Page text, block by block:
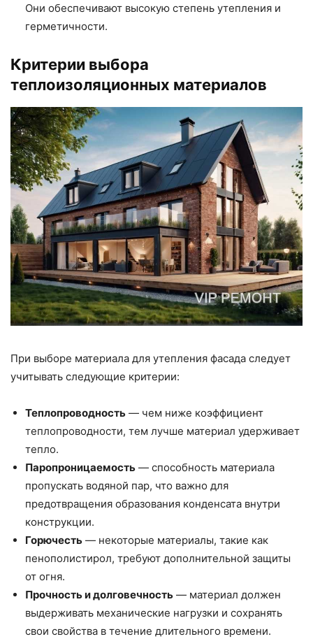
Они обеспечивают высокую степень утепления и
герметичности.
Критерии выбора
теплоизоляционных материалов
При выборе материала для утепления фасада следует
учитывать следующие критерии:
Теплопроводность — чем ниже коэффициент
теплопроводности, тем лучше материал удерживает
тепло.
Паропроницаемость — способность материала
пропускать водяной пар, что важно для
предотвращения образования конденсата внутри
конструкции.
Горючесть — некоторые материалы, такие как
пенополистирол, требуют дополнительной защиты
от огня.
Прочность и долговечность — материал должен
выдерживать механические нагрузки и сохранять
свои свойства в течение длительного времени.